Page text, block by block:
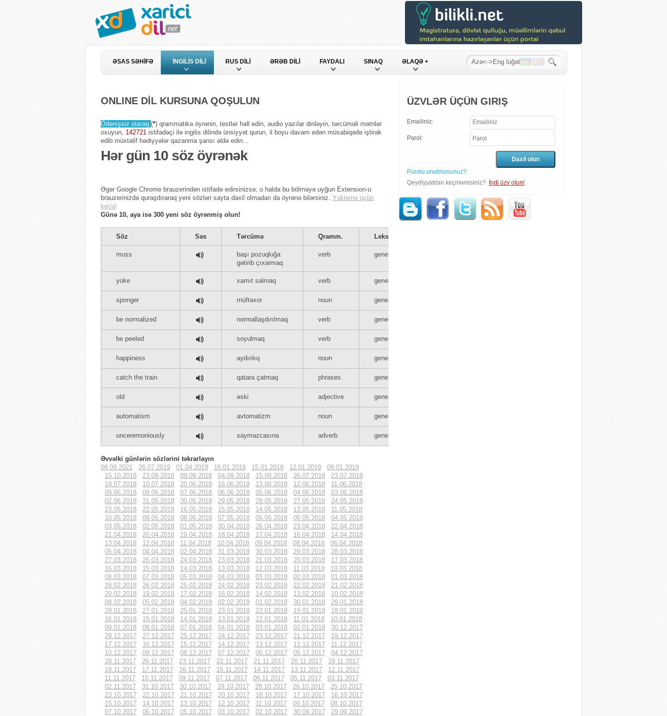
ƏSAS SƏHİFƏ İNGİLİS DİLİ RUS DİLİ ƏRƏB DİLİ FAYDALI SINAQ ƏLAQƏ +
ONLINE DİL KURSUNA QOŞULUN
Ödənişsiz olaraq (*) qrammatika öyrənin, testlər həll edin, audio yazılar dinləyin, tərcüməli mətnlər
oxuyun, 142721 istifadəçi ilə ingilis dilində ünsiyyət qurun, il boyu davam edən müsabiqədə iştirak
edib müxtəlif hədiyyələr qazanma şansı əldə edin...
Hər gün 10 söz öyrənək
Əgər Google Chrome brauzerindən istifadə edirsinizsə, o halda bu bölməyə uyğun Extension-u
brauzerinizdə quraşdıraraq yeni sözləri sayta daxil olmadan da öyrənə bilərsiniz. Yükləmə üçün
keçid
Günə 10, aya isə 300 yeni söz öyrənmiş olun!
Söz Səs Tərcümə Qramm. Leksik
muss
başı pozuqluğa
gətirib çıxarmaq
verb general
yoke xamıt salmaq verb general
sponger müftəxor noun general
be normalized normallaşdırılmaq verb general
be peeled soyulmaq verb general
happiness aydınlıq noun general
catch the train qatara çatmaq phrases general
old əski adjective general
automatism avtomatizm noun general
unceremoniously saymazcasına adverb general
Əvvəlki günlərin sözlərini təkrarlayın
08.09.2021
26.07.2019 01.04.2019 16.01.2019 15.01.2019 12.01.2019
08.01.2019
15.10.2018
23.09.2018 09.09.2018 04.09.2018 15.08.2018 26.07.2018
23.07.2018
19.07.2018
10.07.2018 20.06.2018 16.06.2018 13.06.2018 12.06.2018
11.06.2018
09.06.2018
08.06.2018 07.06.2018 06.06.2018 05.06.2018 04.06.2018
03.06.2018
02.06.2018
31.05.2018 30.05.2018 29.05.2018 28.05.2018 27.05.2018
24.05.2018
23.05.2018
22.05.2018 16.05.2018 15.05.2018 14.05.2018 13.05.2018
11.05.2018
10.05.2018
09.05.2018 08.05.2018 07.05.2018 06.05.2018 05.05.2018
04.05.2018
03.05.2018
02.05.2018 01.05.2018 30.04.2018 26.04.2018 23.04.2018
22.04.2018
21.04.2018
20.04.2018 19.04.2018 18.04.2018 17.04.2018 16.04.2018
14.04.2018
13.04.2018
12.04.2018 11.04.2018 10.04.2018 09.04.2018 08.04.2018
06.04.2018
05.04.2018
04.04.2018 02.04.2018 31.03.2018 30.03.2018 29.03.2018
28.03.2018
27.03.2018
26.03.2018 24.03.2018 23.03.2018 21.03.2018 20.03.2018
17.03.2018
16.03.2018
15.03.2018 14.03.2018 13.03.2018 12.03.2018 11.03.2018
10.03.2018
08.03.2018
07.03.2018 05.03.2018 04.03.2018 03.03.2018 02.03.2018
01.03.2018
28.02.2018
26.02.2018 25.02.2018 24.02.2018 23.02.2018 22.02.2018
21.02.2018
20.02.2018
19.02.2018 17.02.2018 16.02.2018 14.02.2018 13.02.2018
10.02.2018
08.02.2018
05.02.2018 04.02.2018 02.02.2018 01.02.2018 30.01.2018
29.01.2018
28.01.2018
27.01.2018 25.01.2018 23.01.2018 22.01.2018 19.01.2018
18.01.2018
16.01.2018
15.01.2018 14.01.2018 13.01.2018 12.01.2018 11.01.2018
10.01.2018
09.01.2018
08.01.2018 07.01.2018 04.01.2018 03.01.2018 02.01.2018
30.12.2017
29.12.2017
27.12.2017 25.12.2017 24.12.2017 23.12.2017 21.12.2017
19.12.2017
17.12.2017
16.12.2017 15.12.2017 14.12.2017 13.12.2017 12.12.2017
11.12.2017
10.12.2017
09.12.2017 08.12.2017 07.12.2017 06.12.2017 05.12.2017
04.12.2017
28.11.2017
26.11.2017 23.11.2017 22.11.2017 21.11.2017 20.11.2017
19.11.2017
18.11.2017
17.11.2017 16.11.2017 15.11.2017 14.11.2017 13.11.2017
12.11.2017
11.11.2017
10.11.2017 09.11.2017 07.11.2017 06.11.2017 05.11.2017
03.11.2017
02.11.2017
31.10.2017 30.10.2017 29.10.2017 28.10.2017 26.10.2017
25.10.2017
23.10.2017
22.10.2017 21.10.2017 20.10.2017 18.10.2017 17.10.2017
16.10.2017
15.10.2017
14.10.2017 13.10.2017 12.10.2017 11.10.2017 09.10.2017
08.10.2017
07.10.2017
06.10.2017 05.10.2017 03.10.2017 02.10.2017 30.09.2017
29.09.2017
ÜZVLƏR ÜÇÜN GIRIŞ
Emailiniz:
Parol:
Parolu unutmusunuz?
Qeydiyyatdan keçməmisiniz?
İndi üzv olun!